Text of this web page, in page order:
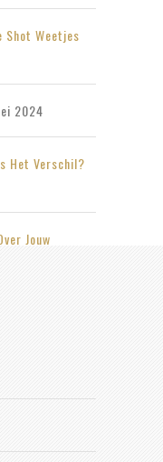
Shot Weetjes
2024
Het Verschil?
Jouw